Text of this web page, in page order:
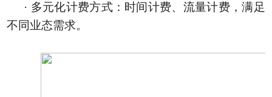
· 多元化计费方式：时间计费、流量计费，满足
不同业态需求。